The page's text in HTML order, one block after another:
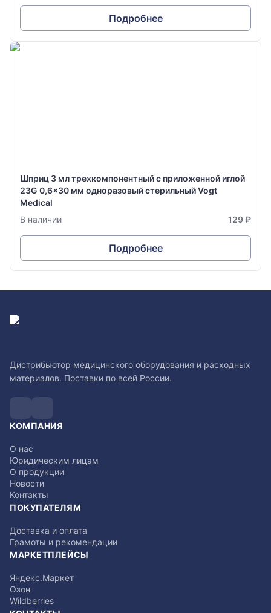
Подробнее
Шприц 3 мл трехкомпонентный с приложенной иглой
23G 0,6x30 мм одноразовый стерильный Vogt
Medical
В наличии
129 ₽
Подробнее
Дистрибьютор медицинского оборудования и расходных
материалов. Поставки по всей России.
КОМПАНИЯ
О нас
Юридическим лицам
О продукции
Новости
Контакты
ПОКУПАТЕЛЯМ
Доставка и оплата
Грамоты и рекомендации
МАРКЕТПЛЕЙСЫ
Яндекс.Маркет
Озон
Wildberries